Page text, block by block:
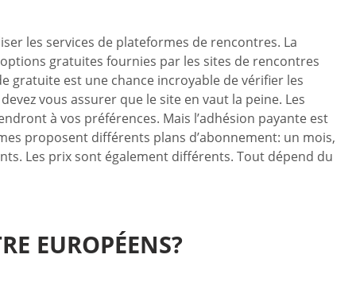
les services de plateformes de rencontres. La
gratuites fournies par les sites de rencontres
gratuite est une chance incroyable de vérifier les
vous assurer que le site en vaut la peine. Les
à vos préférences. Mais l’adhésion payante est
proposent différents plans d’abonnement: un mois,
Les prix sont également différents. Tout dépend du
EUROPÉENS?